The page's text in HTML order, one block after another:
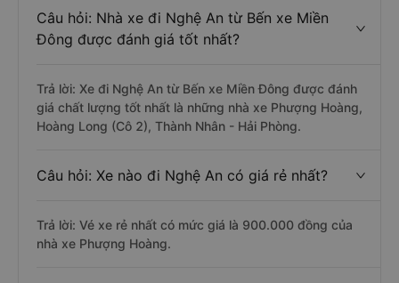
Câu hỏi: Nhà xe đi Nghệ An từ Bến xe Miền
Đông được đánh giá tốt nhất?
Trả lời: Xe đi Nghệ An từ Bến xe Miền Đông được đánh
giá chất lượng tốt nhất là những nhà xe Phượng Hoàng,
Hoàng Long (Cô 2), Thành Nhân - Hải Phòng.
Câu hỏi: Xe nào đi Nghệ An có giá rẻ nhất?
Trả lời: Vé xe rẻ nhất có mức giá là 900.000 đồng của
nhà xe Phượng Hoàng.